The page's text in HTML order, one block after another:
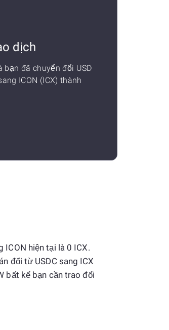
dịch
bạn đã chuyển đổi USD
ICON (ICX) thành
ICON hiện tại là 0 ICX.
đổi từ USDC sang ICX
bất kể bạn cần trao đổi